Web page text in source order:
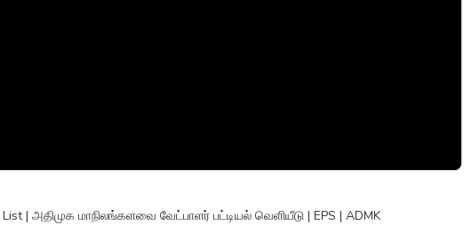
| அதிமுக மாநிலங்களவை வேட்பாளர் பட்டியல் வெளியீடு | EPS | ADMK